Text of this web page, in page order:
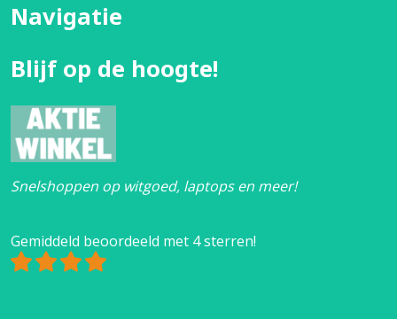
Navigatie
Blijf op de hoogte!
Snelshoppen op witgoed, laptops en meer!
Gemiddeld beoordeeld met 4 sterren!